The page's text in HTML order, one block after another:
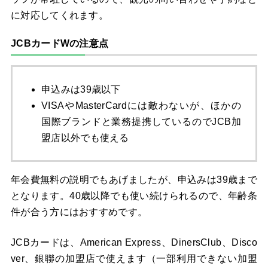
に対応してくれます。
JCBカードWの注意点
申込みは39歳以下
VISAやMasterCardには敵わないが、ほかの
国際ブランドと業務提携しているのでJCB加
盟店以外でも使える
年会費無料の説明でもあげましたが、申込みは39歳まで
となります。40歳以降でも使い続けられるので、年齢条
件が合う方にはおすすめです。
JCBカードは、American Express、DinersClub、Disco
ver、銀聯の加盟店で使えます（一部利用できない加盟